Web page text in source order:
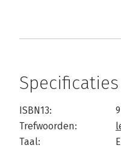
Specificaties
ISBN13:
Trefwoorden:
Taal: